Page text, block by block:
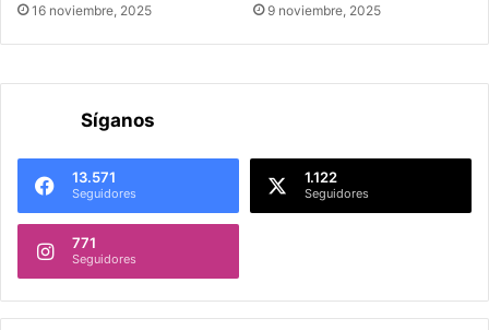
16 noviembre, 2025 9 noviembre, 2025
Síganos
13.571
Seguidores
1.122
Seguidores
771
Seguidores